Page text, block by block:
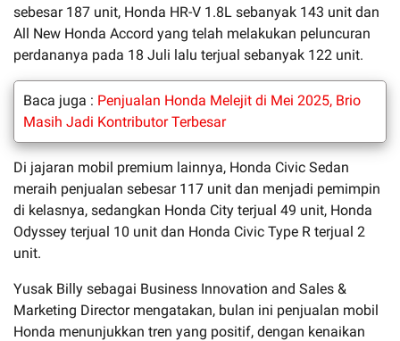
sebesar 187 unit, Honda HR-V 1.8L sebanyak 143 unit dan
All New Honda Accord yang telah melakukan peluncuran
perdananya pada 18 Juli lalu terjual sebanyak 122 unit.
Baca juga : Penjualan Honda Melejit di Mei 2025, Brio
Masih Jadi Kontributor Terbesar
Di jajaran mobil premium lainnya, Honda Civic Sedan
meraih penjualan sebesar 117 unit dan menjadi pemimpin
di kelasnya, sedangkan Honda City terjual 49 unit, Honda
Odyssey terjual 10 unit dan Honda Civic Type R terjual 2
unit.
Yusak Billy sebagai Business Innovation and Sales &
Marketing Director mengatakan, bulan ini penjualan mobil
Honda menunjukkan tren yang positif, dengan kenaikan